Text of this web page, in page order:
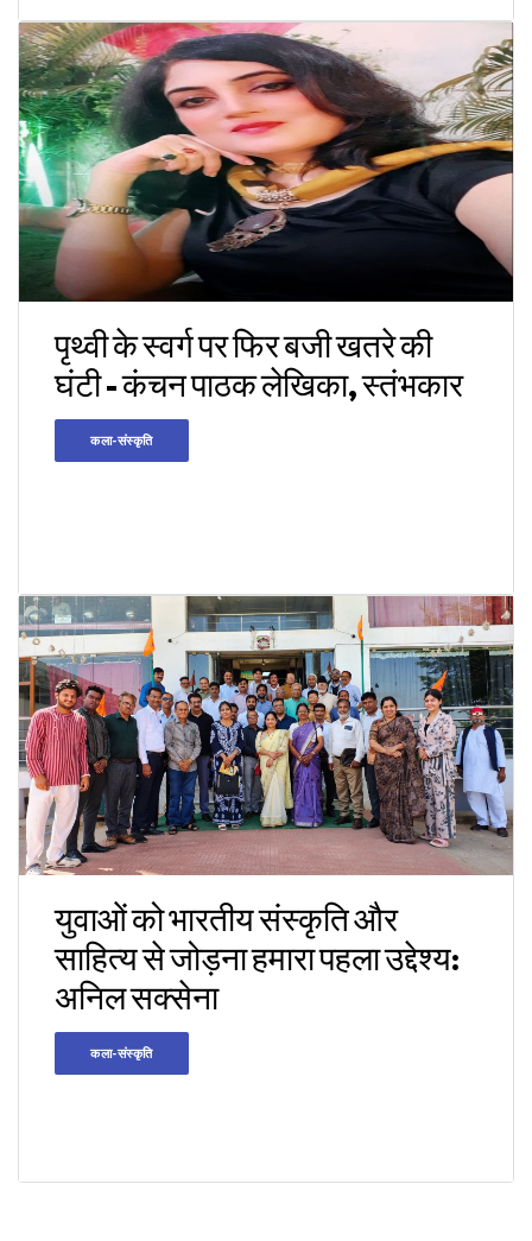
पृथ्वी के स्वर्ग पर फिर बजी खतरे की
घंटी - कंचन पाठक लेखिका, स्तंभकार
कला-संस्कृति
युवाओं को भारतीय संस्कृति और
साहित्य से जोड़ना हमारा पहला उद्देश्य:
अनिल सक्सेना
कला-संस्कृति